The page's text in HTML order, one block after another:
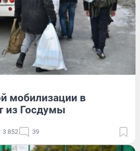
мобилизации в
из Госдумы
3 852 39